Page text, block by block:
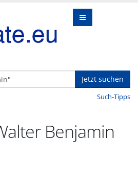
Jetzt suchen
Such-Tipps
Benjamin